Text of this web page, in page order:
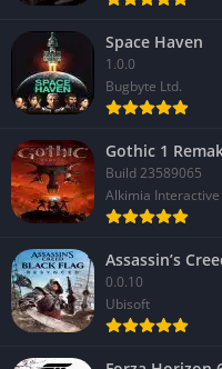
Space Haven
1.0.0
Bugbyte Ltd.
Gothic 1
Build 23589065
Alkimia Interactive
Assassin’s
0.0.10
Ubisoft